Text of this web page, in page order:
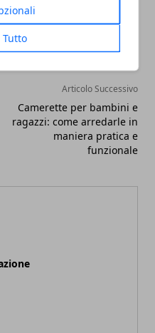
Tutto
Articolo Successivo
Camerette per bambini e
ragazzi: come arredarle in
maniera pratica e
funzionale